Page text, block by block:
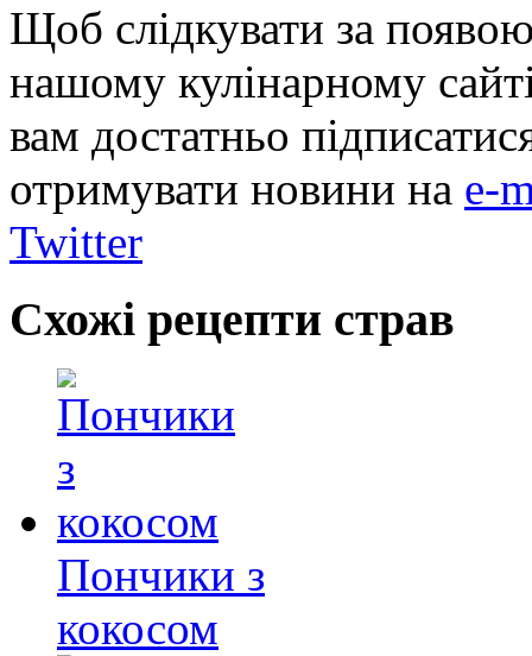
Щоб слідкувати за
нашому кулінарному
вам достатньо
отримувати новини на e-
Twitter
Схожі рецепти страв
Пончики з
кокосом